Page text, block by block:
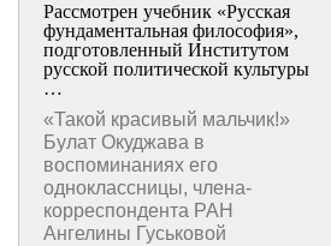
Рассмотрен учебник «Русская
фундаментальная философия»,
подготовленный Институтом
русской политической культуры
…
«Такой красивый мальчик!»
Булат Окуджава в
воспоминаниях его
одноклассницы, члена-
корреспондента РАН
Ангелины Гуськовой